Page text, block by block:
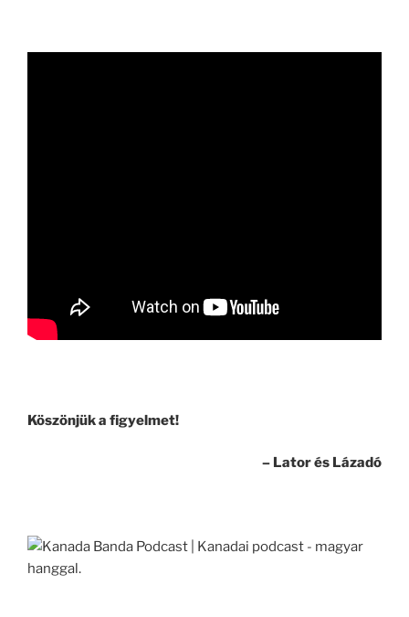
Köszönjük a figyelmet!
– Lator és Lázadó